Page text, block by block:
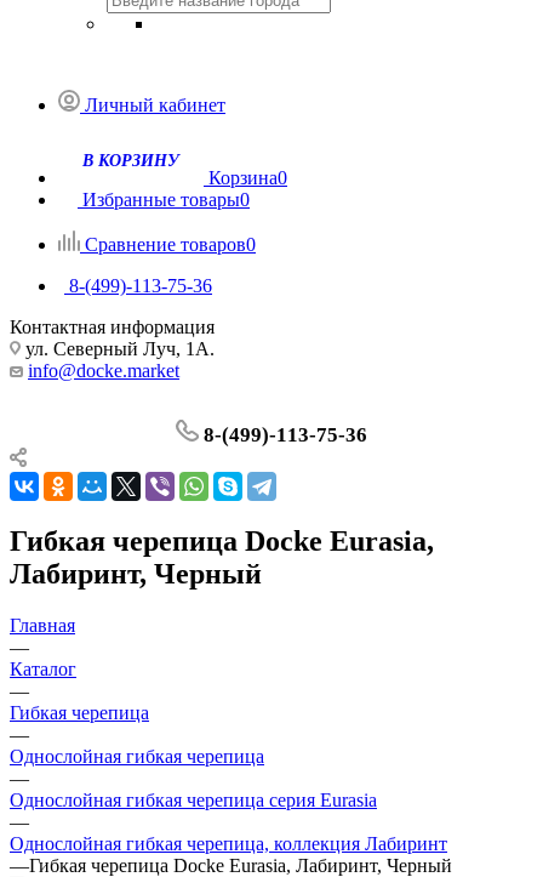
Личный кабинет
Корзина0
Избранные товары0
Сравнение товаров0
8-(499)-113-75-36
Контактная информация
ул. Северный Луч, 1А.
info@docke.market
8-(499)-113-75-36
Гибкая черепица Docke Eurasia,
Лабиринт, Черный
Главная
—
Каталог
—
Гибкая черепица
—
Однослойная гибкая черепица
—
Однослойная гибкая черепица серия Eurasia
—
Однослойная гибкая черепица, коллекция Лабиринт
—Гибкая черепица Docke Eurasia, Лабиринт, Черный